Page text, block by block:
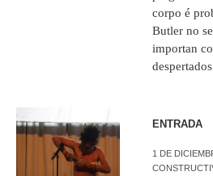
corpo é
Butler no
importan
ENTRADA
1 DE